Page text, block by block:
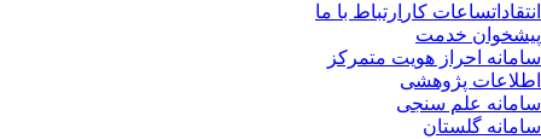
ساعات کارارتباط با ما
خدمت
احراز هویت متمرکز
پژوهشی
علم سنجی
گلستان